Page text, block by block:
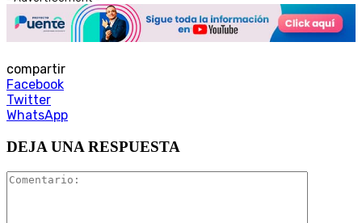
compartir
Facebook
Twitter
WhatsApp
DEJA UNA RESPUESTA